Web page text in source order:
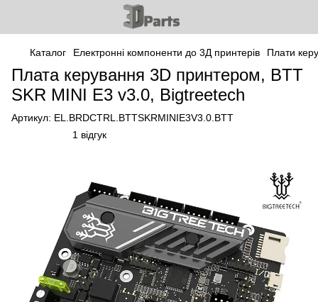
Каталог Електронні компоненти до 3Д принтерів Плати
Плата керування 3D принтером, BTT
SKR MINI E3 v3.0, Bigtreetech
Артикул: EL.BRDCTRL.BTTSKRMINIE3V3.0.BTT
1 відгук